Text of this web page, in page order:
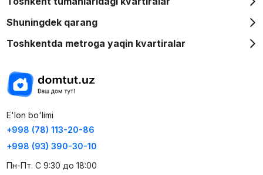
Yer usti avtoturargohi avtomobil egalari uchun qulaylik.
"Sado" - bu shunchaki kvartira emas, balki Toshkent
Shuningdek qarang
Toshkentda metroga yaqin kvartiralar
E'lon bo'limi
+998 (78) 113-20-86
+998 (93) 390-30-10
Пн-Пт. С 9:30 до 18:00